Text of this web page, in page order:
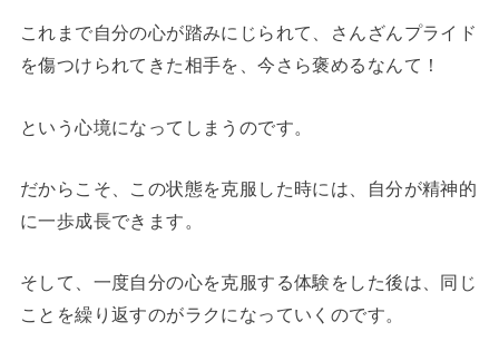
これまで自分の心が踏みにじられて、さんざんプライド
を傷つけられてきた相手を、今さら褒めるなんて！
という心境になってしまうのです。
だからこそ、この状態を克服した時には、自分が精神的
に一歩成長できます。
そして、一度自分の心を克服する体験をした後は、同じ
ことを繰り返すのがラクになっていくのです。